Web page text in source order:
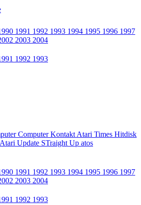
1991 1992 1993 1994 1995 1996 1997
2003 2004
1992 1993
Computer Kontakt Atari Times Hitdisk
Atari Update STraight Up atos
1991 1992 1993 1994 1995 1996 1997
2003 2004
1992 1993